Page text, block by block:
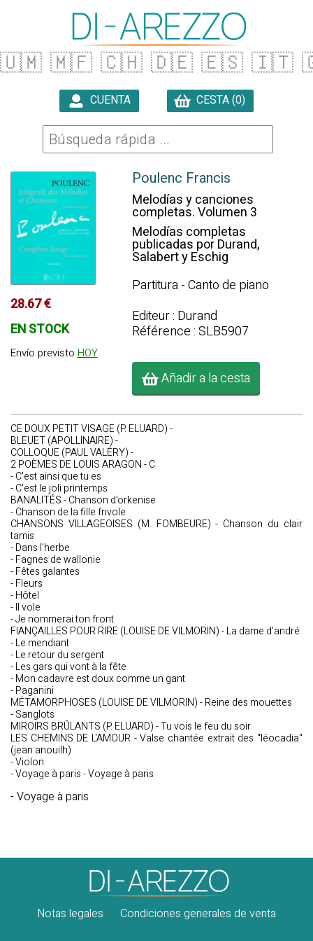
🇺🇲 🇲🇫 🇨🇭 🇩🇪 🇪🇸 🇮🇹
CUENTA CESTA (0)
28.67 €
EN STOCK
Envío previsto HOY
Poulenc Francis
Melodías y canciones
completas. Volumen 3
Melodías completas
publicadas por Durand,
Salabert y Eschig
Partitura - Canto de piano
Editeur : Durand
Référence : SLB5907
Añadir a la cesta
CE DOUX PETIT VISAGE (P. ELUARD) -
BLEUET (APOLLINAIRE) -
COLLOQUE (PAUL VALÉRY) -
2 POÈMES DE LOUIS ARAGON - C
- C'est ainsi que tu es
- C'est le joli printemps
BANALITÉS - Chanson d'orkenise
- Chanson de la fille frivole
CHANSONS VILLAGEOISES (M. FOMBEURE) - Chanson du clair
tamis
- Dans l'herbe
- Fagnes de wallonie
- Fêtes galantes
- Fleurs
- Hôtel
- Il vole
- Je nommerai ton front
FIANÇAILLES POUR RIRE (LOUISE DE VILMORIN) - La dame d'andré
- Le mendiant
- Le retour du sergent
- Les gars qui vont à la fête
- Mon cadavre est doux comme un gant
- Paganini
MÉTAMORPHOSES (LOUISE DE VILMORIN) - Reine des mouettes
- Sanglots
MIROIRS BRÛLANTS (P. ELUARD) - Tu vois le feu du soir
LES CHEMINS DE L'AMOUR - Valse chantée extrait des "léocadia"
(jean anouilh)
- Violon
- Voyage à paris - Voyage à paris
- Voyage à paris
Notas legales Condiciones generales de venta